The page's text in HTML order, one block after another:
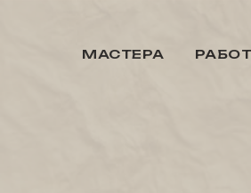
МАСТЕРА